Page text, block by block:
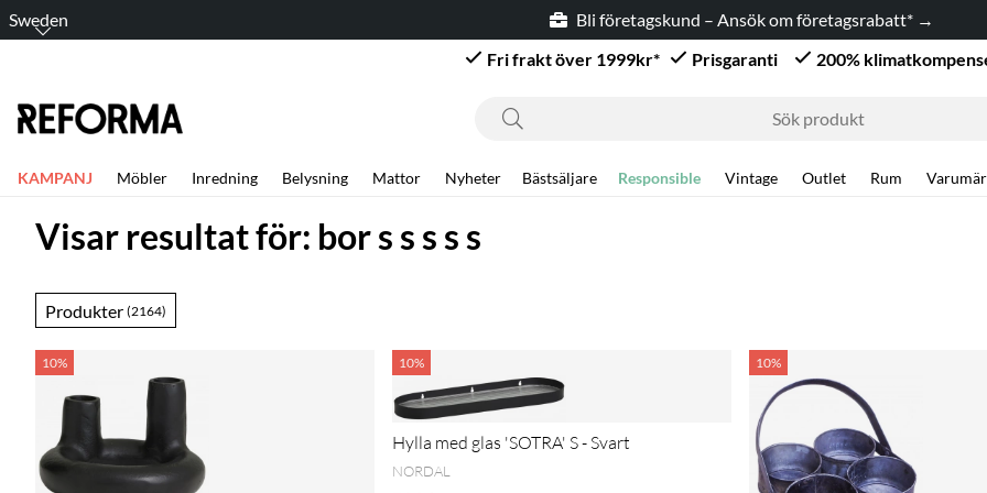
Sweden
Bli företagskund – Ansök om företagsrabatt* →
Fri frakt över 1999kr*
Prisgaranti 200%
KAMPANJ Möbler Inredning Belysning Mattor Nyheter Bästsäljare Responsible Vintage Outlet Rum
Visar resultat för: bor s s s s s
Produkter (2164)
10% 10%
Hylla med glas 'SOTRA' S - Svart
NORDAL
10%